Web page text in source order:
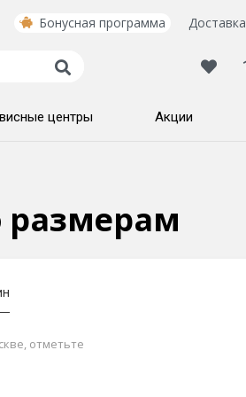
Бонусная программа Доставка
центры Акции
размерам
отметьте